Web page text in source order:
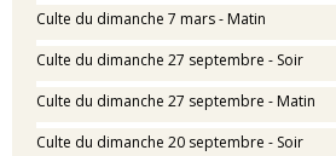
Culte du dimanche 7 mars - Matin
Culte du dimanche 27 septembre - Soir
Culte du dimanche 27 septembre - Matin
Culte du dimanche 20 septembre - Soir